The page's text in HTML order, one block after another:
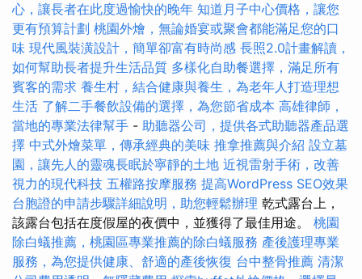
心，讓長者在此度過愉快的晚年 知道月子中心價格，讓您
更有預算計劃 桃園外燴，無論婚宴或聚會都能滿足您的口
味 現代風裝潢設計，簡單卻富有時尚感 長照2.0計畫解讀，
如何幫助長者提升生活品質 多樣化自助餐選擇，滿足所有
賓客的需求 養生村，結合健康與養生，為老年人打造理想
生活 了解二手餐飲設備的選擇，為您節省成本 高雄律師，
當地的專業法律幫手 - 助聽器公司，提供各式助聽器產品選
擇 中式外燴菜單，傳承經典的美味 推拿推薦與介紹 設立墓
園，讓先人的靈魂長眠於寧靜的土地 近視雷射手術，改善
視力的現代科技 五權路按摩服務 提高WordPress SEO效果
台胞證的申請步驟詳細說明，助您輕鬆辦理 乾式露台上，
該露台包括在度假屋的夜價中，並獲得了最佳用途。 桃園
除白蟻推薦，桃園區專業推薦的除白蟻服務 產後護理專業
服務，為您提供健康、舒適的產後恢復 台中整骨推薦 清潔